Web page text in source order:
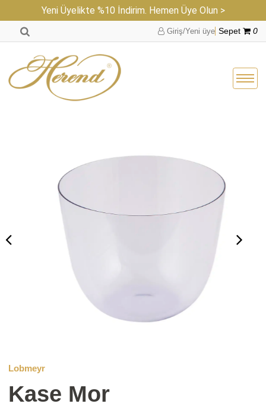
Yeni Üyelikte %10 İndirim. Hemen Üye Olun >
Giriş/Yeni üye Sepet 0
Lobmeyr
Kase Mor